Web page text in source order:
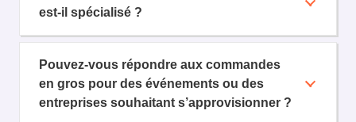
est-il spécialisé ?
Pouvez-vous répondre aux commandes
en gros pour des événements ou des
entreprises souhaitant s’approvisionner ?